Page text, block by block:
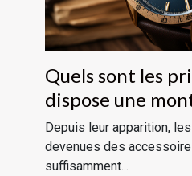
Quels sont les
dispose une
Depuis leur apparition,
devenues des
suffisamment...